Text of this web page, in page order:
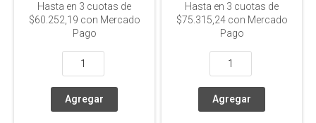
Hasta en 3 cuotas de
$60.252,19 con Mercado
Pago
Hasta en 3 cuotas de
$75.315,24con Mercado
Pago